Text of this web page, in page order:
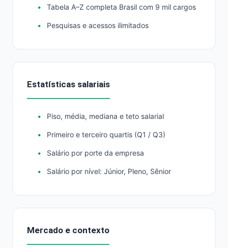
Tabela A–Z completa Brasil com 9 mil cargos
Pesquisas e acessos ilimitados
Estatísticas salariais
Piso, média, mediana e teto salarial
Primeiro e terceiro quartis (Q1 / Q3)
Salário por porte da empresa
Salário por nível: Júnior, Pleno, Sênior
Mercado e contexto